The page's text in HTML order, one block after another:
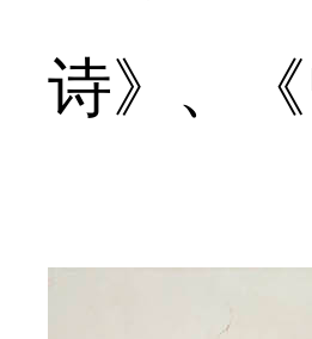
诗》、